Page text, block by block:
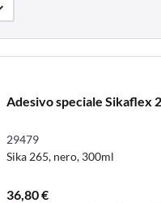
Adesivo speciale Sikaflex
29479
Sika 265, nero, 300ml
36,80 €